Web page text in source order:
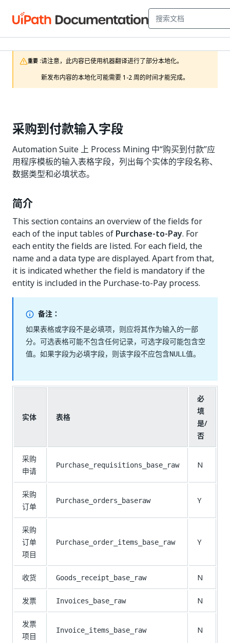
重要 :请注意，此内容已使用机器翻译进行了部分本地化。
新发布内容的本地化可能需要 1-2 周的时间才能完成。
采购到付款输入字段
Automation Suite 上 Process Mining 中“购买到付款”应
用程序模板的输入表格字段，列出每个实体的字段名称、
数据类型和必填状态。
简介
This section contains an overview of the fields for
each of the input tables of Purchase-to-Pay. For
each entity the fields are listed. For each field, the
name and a data type are displayed. Apart from that,
it is indicated whether the field is mandatory if the
entity is included in the Purchase-to-Pay process.
备注：
如果表格或字段不是必填项，则应将其作为输入的一部
分。可选表格可能不包含任何记录，可选字段可能包含空
值。如果字段为必填字段，则该字段不应包含NULL 值。
实体 表格
必
填
是/
否
采购
申请
Purchase_requisitions_base_raw N
采购
订单
Purchase_orders_baseraw Y
采购
订单
项目
Purchase_order_items_base_raw Y
收货 Goods_receipt_base_raw N
发票 Invoices_base_raw N
发票
项目
Invoice_items_base_raw N